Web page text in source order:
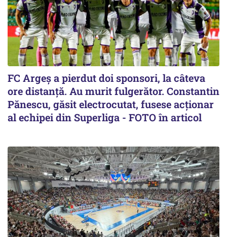
FC Argeș a pierdut doi sponsori, la câteva
ore distanță. Au murit fulgerător. Constantin
Pănescu, găsit electrocutat, fusese acționar
al echipei din Superliga - FOTO în articol